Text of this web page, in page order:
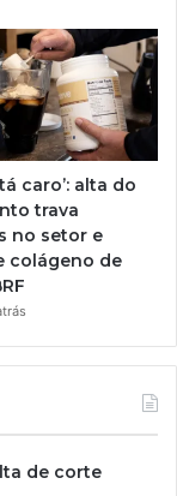
caro’: alta do
trava
no setor e
colágeno de
de corte